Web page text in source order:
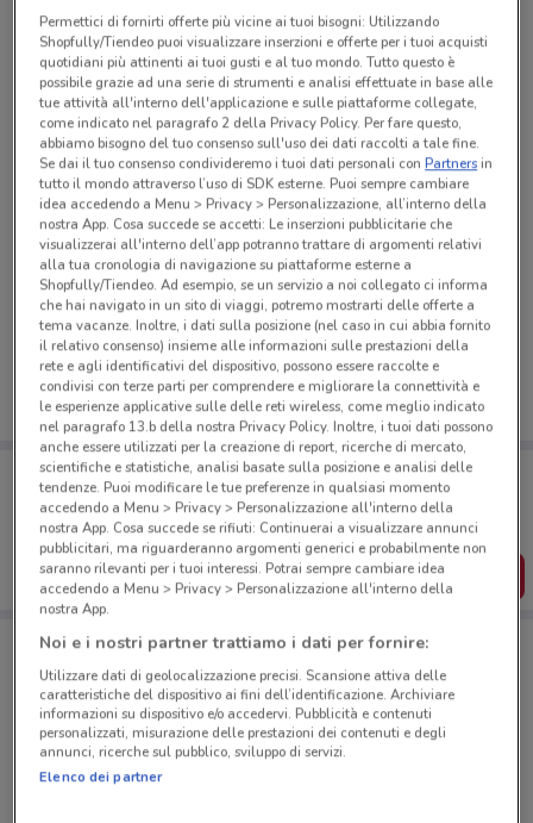
Ci dispiace, al momento non abbiamo pubblicato
volantini nella tua zona. Riprova più tardi.
Porta DoveConviene sempre con te!
Puoi trovare le migliori offerte dei negozi vicino a te,
salvarle e creare la tua lista del risparmio, comodamente
dal tuo cellulare.
SCARICA L’APP
Negozi Eni a Salerno
Permettici di fornirti offerte più vicine ai tuoi bisogni: Utilizzando
Shopfully/Tiendeo puoi visualizzare inserzioni e offerte per i tuoi acquisti
quotidiani più attinenti ai tuoi gusti e al tuo mondo. Tutto questo è
possibile grazie ad una serie di strumenti e analisi effettuate in base alle
tue attività all'interno dell'applicazione e sulle piattaforme collegate,
come indicato nel paragrafo 2 della Privacy Policy. Per fare questo,
abbiamo bisogno del tuo consenso sull'uso dei dati raccolti a tale fine.
Se dai il tuo consenso condivideremo i tuoi dati personali conPartnersin
tutto il mondo attraverso l’uso di SDK esterne. Puoi sempre cambiare
idea accedendo a Menu > Privacy > Personalizzazione, all’interno della
nostra App. Cosa succede se accetti: Le inserzioni pubblicitarie che
visualizzerai all'interno dell’app potranno trattare di argomenti relativi
alla tua cronologia di navigazione su piattaforme esterne a
Shopfully/Tiendeo. Ad esempio, se un servizio a noi collegato ci informa
che hai navigato in un sito di viaggi, potremo mostrarti delle offerte a
tema vacanze. Inoltre, i dati sulla posizione (nel caso in cui abbia fornito
il relativo consenso) insieme alle informazioni sulle prestazioni della
rete e agli identificativi del dispositivo, possono essere raccolte e
condivisi con terze parti per comprendere e migliorare la connettività e
le esperienze applicative sulle delle reti wireless, come meglio indicato
nel paragrafo 13.b della nostra Privacy Policy. Inoltre, i tuoi dati possono
anche essere utilizzati per la creazione di report, ricerche di mercato,
scientifiche e statistiche, analisi basate sulla posizione e analisi delle
tendenze. Puoi modificare le tue preferenze in qualsiasi momento
accedendo a Menu > Privacy > Personalizzazione all'interno della
nostra App. Cosa succede se rifiuti: Continuerai a visualizzare annunci
pubblicitari, ma riguarderanno argomenti generici e probabilmente non
saranno rilevanti per i tuoi interessi. Potrai sempre cambiare idea
accedendo a Menu > Privacy > Personalizzazione all'interno della
nostra App.
Noi e i nostri partner trattiamo i dati per fornire:
Utilizzare dati di geolocalizzazione precisi. Scansione attiva delle
caratteristiche del dispositivo ai fini dell’identificazione. Archiviare
informazioni su dispositivo e/o accedervi. Pubblicità e contenuti
personalizzati, misurazione delle prestazioni dei contenuti e degli
annunci, ricerche sul pubblico, sviluppo di servizi.
Elenco dei partner